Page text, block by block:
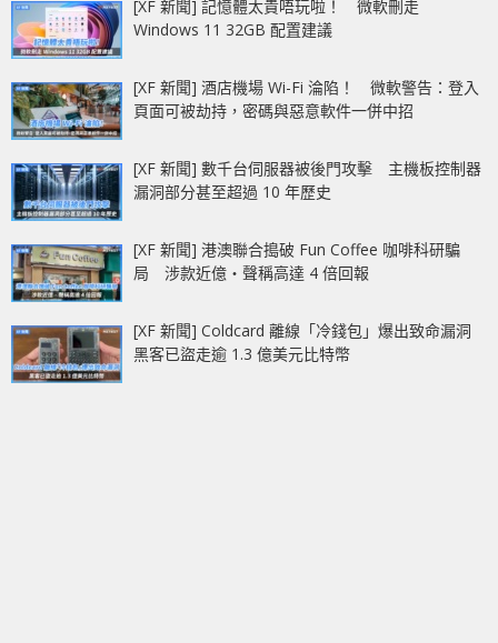
[XF 新聞] 記憶體太貴唔玩啦！ 微軟刪走
Windows 11 32GB 配置建議
[XF 新聞] 酒店機場 Wi-Fi 淪陷！ 微軟警告：登入
頁面可被劫持，密碼與惡意軟件一併中招
[XF 新聞] 數千台伺服器被後門攻擊 主機板控制器
漏洞部分甚至超過 10 年歷史
[XF 新聞] 港澳聯合搗破 Fun Coffee 咖啡科研騙
局 涉款近億‧聲稱高達 4 倍回報
[XF 新聞] Coldcard 離線「冷錢包」爆出致命漏洞
黑客已盜走逾 1.3 億美元比特幣